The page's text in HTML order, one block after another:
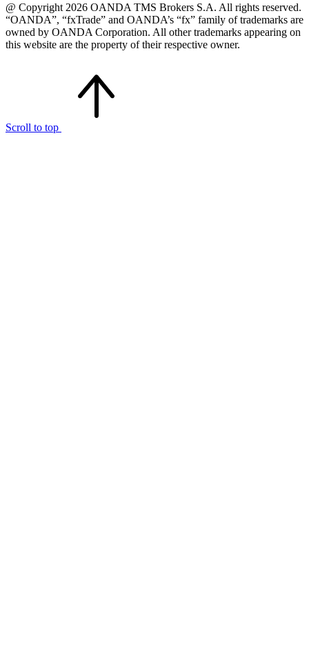
@ Copyright 2026 OANDA TMS Brokers S.A. All rights reserved.
“OANDA”, “fxTrade” and OANDA’s “fx” family of trademarks are
owned by OANDA Corporation. All other trademarks appearing on
this website are the property of their respective owner.
Scroll to top